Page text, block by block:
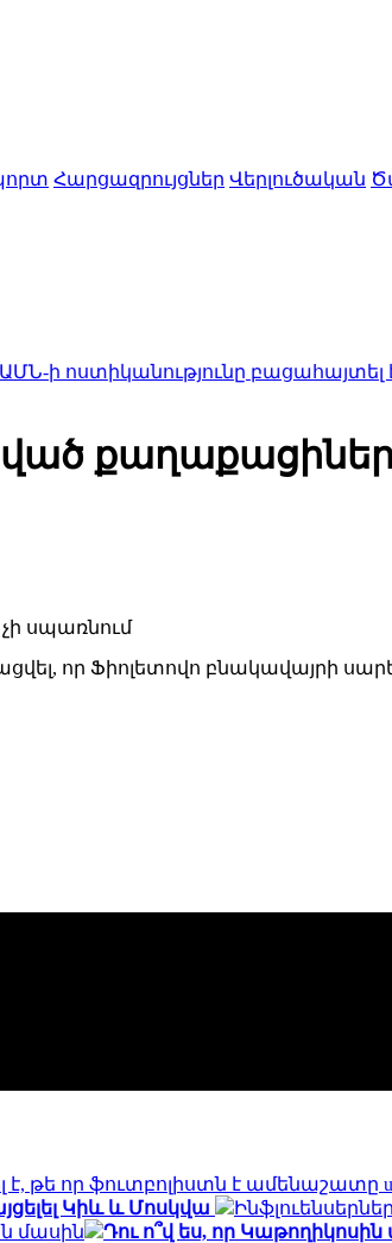
Հարցազրույցներ Վերլուծական
բացահայտել է, թե որ
որ Ֆիոլետովո բնակավայրի
է, թե որ ֆուտբոլիստն է ամենաշատը
Կիև և Մոսկվա
մասին
Դու ո՞վ ես, որ